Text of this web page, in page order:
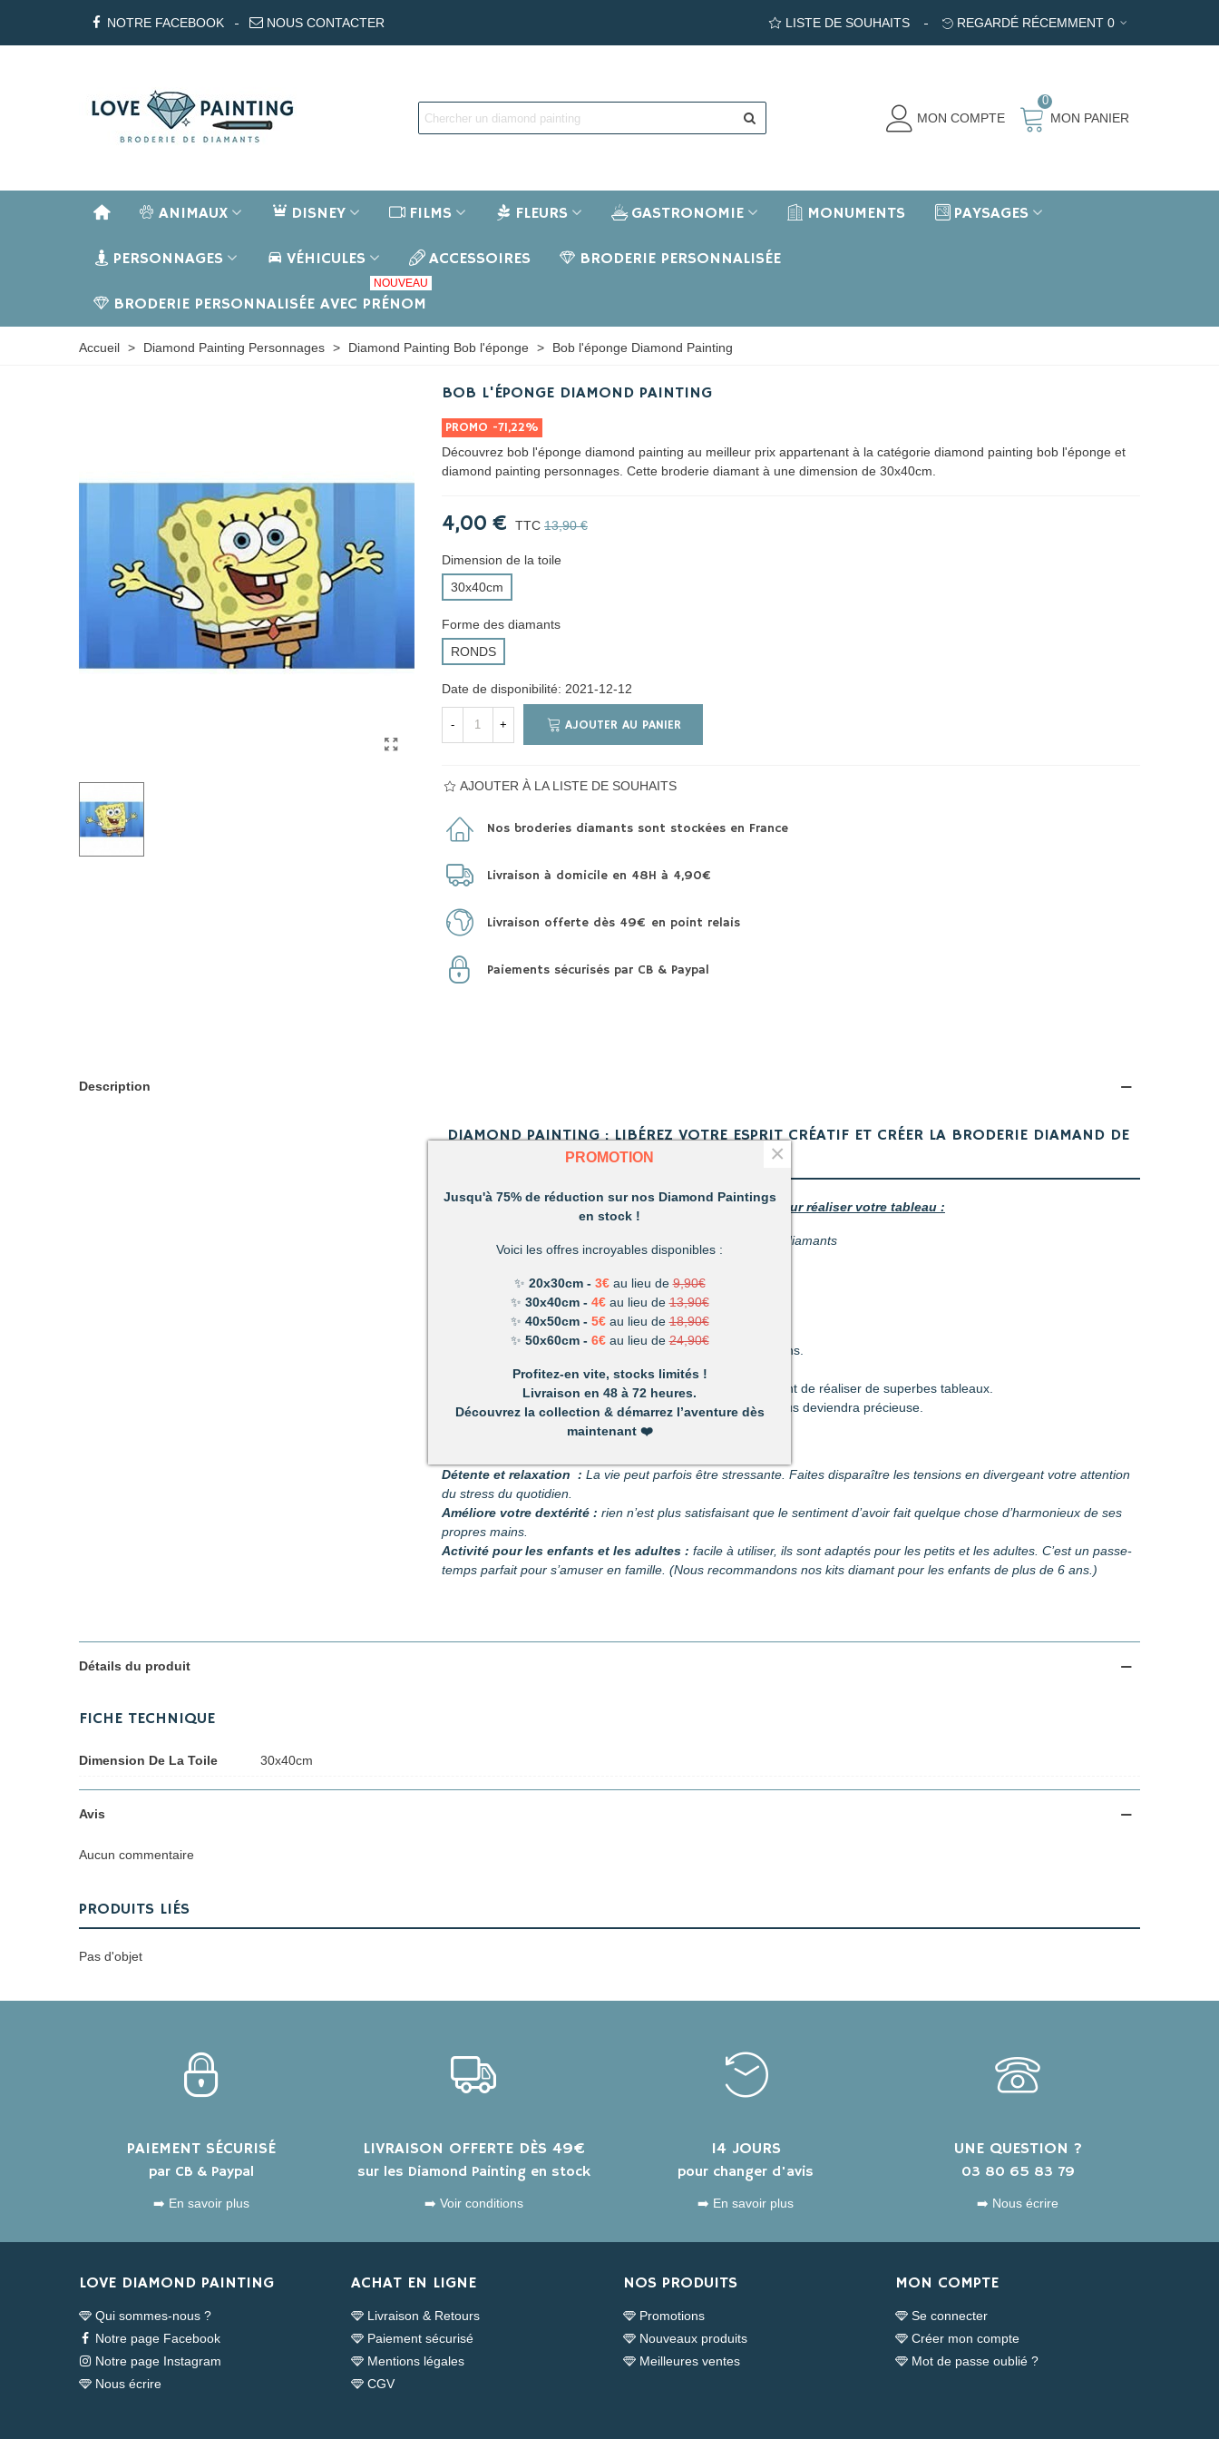
NOTRE FACEBOOK NOUS CONTACTER LISTE DE SOUHAITS REGARDÉ RÉCEMMENT 0
MON COMPTE
0
MON PANIER
ANIMAUX DISNEY FILMS FLEURS GASTRONOMIE MONUMENTS PAYSAGES
PERSONNAGES VÉHICULES ACCESSOIRES BRODERIE PERSONNALISÉE
BRODERIE PERSONNALISÉE AVEC PRÉNOM
NOUVEAU
Accueil > Diamond Painting Personnages > Diamond Painting Bob l'éponge > Bob l'éponge Diamond Painting
BOB L'ÉPONGE DIAMOND PAINTING
PROMO -71,22%
Découvrez bob l'éponge diamond painting au meilleur prix appartenant à la catégorie diamond painting bob l'éponge et
diamond painting personnages. Cette broderie diamant à une dimension de 30x40cm.
4,00 € TTC 13,90 €
Dimension de la toile
30x40cm
Forme des diamants
RONDS
Date de disponibilité: 2021-12-12
- + AJOUTER AU PANIER
AJOUTER À LA LISTE DE SOUHAITS
Nos broderies diamants sont stockées en France
Livraison à domicile en 48H à 4,90€
Livraison offerte dès 49€ en point relais
Paiements sécurisés par CB & Paypal
Description
DIAMOND PAINTING : LIBÉREZ VOTRE ESPRIT CRÉATIF ET CRÉER LA BRODERIE DIAMAND DE
Votre kit est livré avec tout ce dont vous avez besoin pour réaliser votre tableau :
✅ 1 toile adhésive comportant le diagramme à recouvrir de diamants
✅ 1 coupelle pour les diamants
✅ 1 stylo et sa colle
Découvrez une activité unique à réaliser de ses propres mains.
C’est ludique, amusant et les résultats en valent la peine !
Un mélange de patience et de technique qui vous permettront de réaliser de superbes tableaux.
Très vite vous vous apercevrez combien votre réalisation vous deviendra précieuse.
Un loisir unique offrant de nombreux avantages :
Détente et relaxation : La vie peut parfois être stressante. Faites disparaître les tensions en divergeant votre attention
du stress du quotidien.
Améliore votre dextérité : rien n’est plus satisfaisant que le sentiment d’avoir fait quelque chose d’harmonieux de ses
propres mains.
Activité pour les enfants et les adultes : facile à utiliser, ils sont adaptés pour les petits et les adultes. C’est un passe-
temps parfait pour s’amuser en famille. (Nous recommandons nos kits diamant pour les enfants de plus de 6 ans.)
Détails du produit
FICHE TECHNIQUE
Dimension De La Toile 30x40cm
Avis
Aucun commentaire
PRODUITS LIÉS
Pas d'objet
PAIEMENT SÉCURISÉ
par CB & Paypal
➡️ En savoir plus
LIVRAISON OFFERTE DÈS 49€
sur les Diamond Painting en stock
➡️ Voir conditions
14 JOURS
pour changer d'avis
➡️ En savoir plus
UNE QUESTION ?
03 80 65 83 79
➡️ Nous écrire
LOVE DIAMOND PAINTING
Qui sommes-nous ?
Notre page Facebook
Notre page Instagram
Nous écrire
ACHAT EN LIGNE
Livraison & Retours
Paiement sécurisé
Mentions légales
CGV
NOS PRODUITS
Promotions
Nouveaux produits
Meilleures ventes
MON COMPTE
Se connecter
Créer mon compte
Mot de passe oublié ?
PROMOTION
Jusqu'à 75% de réduction sur nos Diamond Paintings
en stock !
Voici les offres incroyables disponibles :
✨ 20x30cm - 3€au lieu de9,90€
✨ 30x40cm - 4€ au lieu de 13,90€
✨ 40x50cm - 5€ au lieu de18,90€
✨ 50x60cm - 6€ au lieu de 24,90€
Profitez-en vite, stocks limités !
Livraison en 48 à 72 heures.
Découvrez la collection & démarrez l’aventure dès
maintenant❤️
×